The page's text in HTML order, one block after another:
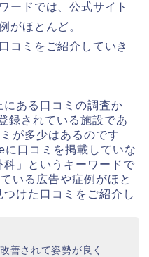
ードでは、公式サイト
がほとんど。
コミをご紹介していき
ある口コミの調査か
録されている施設であ
が多少はあるのです
口コミを掲載していな
」というキーワードで
いる広告や症例がほと
けた口コミをご紹介し
善されて姿勢が良く